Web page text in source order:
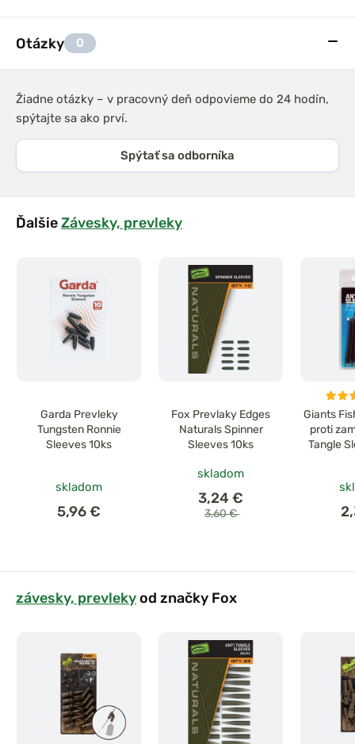
Otázky 0
Žiadne otázky – v pracovný deň odpovieme do 24 hodín,
spýtajte sa ako prví.
Spýtať sa odborníka
ĎalšieZávesky, prevleky
Garda Prevleky
Tungsten Ronnie
Sleeves 10ks
skladom
5,96 €
Fox Prevlaky Edges
Naturals Spinner
Sleeves 10ks
skladom
3,24 €
3,60 €
Giants
proti
Tangle
závesky, prevlekyod značky Fox